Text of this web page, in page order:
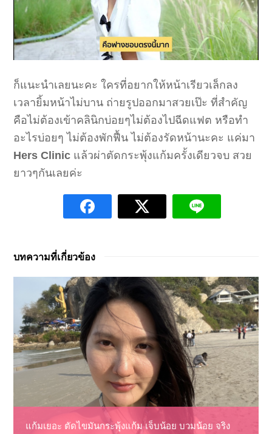
ก็แนะนำเลยนะคะ ใครที่อยากให้หน้าเรียวเล็กลง
เวลายิ้มหน้าไม่บาน ถ่ายรูปออกมาสวยเป๊ะ ที่สำคัญ
คือไม่ต้องเข้าคลินิกบ่อยๆไม่ต้องไปฉีดแฟต หรือทำ
อะไรบ่อยๆ ไม่ต้องพักฟื้น ไม่ต้องรัดหน้านะคะ แค่มา
Hers Clinic แล้วผ่าตัดกระพุ้งแก้มครั้งเดียวจบ สวย
ยาวๆกันเลยค่ะ
บทความที่เกี่ยวข้อง
แก้มเยอะ ตัดไขมันกระพุ้งแก้ม เจ็บน้อย บวมน้อย จริง